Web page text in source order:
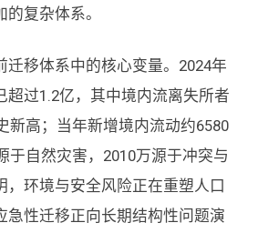
复杂体系。
迁移体系中的核心变量。2024年
超过1.2亿，其中境内流离失所者
新高；当年新增境内流动约6580
于自然灾害，2010万源于冲突与
，环境与安全风险正在重塑人口
急性迁移正向长期结构性问题演